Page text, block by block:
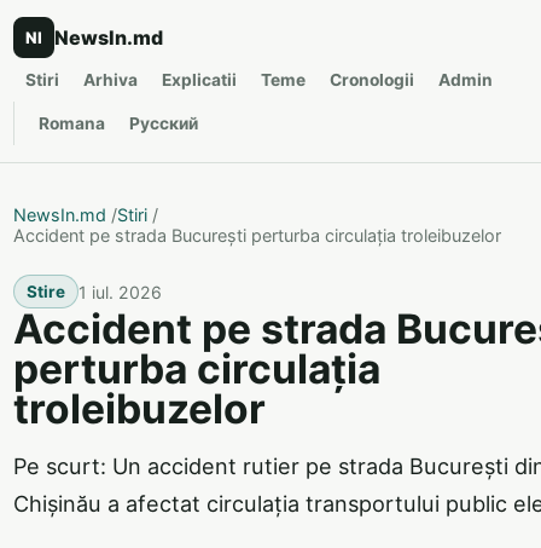
NI NewsIn.md
Stiri Arhiva Explicatii Teme Cronologii Admin
Romana Русский
NewsIn.md /Stiri /
Accident pe strada București perturba circulația troleibuzelor
Stire 1 iul. 2026
Accident pe strada
perturba circulația
troleibuzelor
Pe scurt: Un accident rutier pe strada București
Chișinău a afectat circulația transportului public